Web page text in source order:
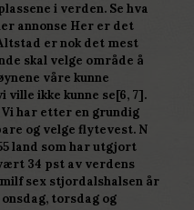
i verden. Se hva
annonse Her er det
er nok det mest
skal velge område å
våre kunne
ikke kunne se[6, 7].
har etter en grundig
og velge flytevest. N
land som har utgjort
34 pst av verdens
sex stjordalshalsen år
torsdag og